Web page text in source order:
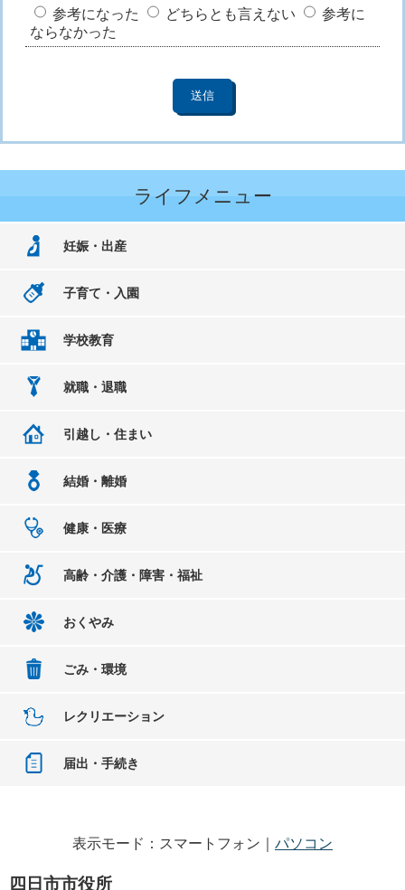
参考になった
どちらとも言えない
参考に
ならなかった
ライフメニュー
妊娠・出産
子育て・入園
学校教育
就職・退職
引越し・住まい
結婚・離婚
健康・医療
高齢・介護・障害・福祉
おくやみ
ごみ・環境
レクリエーション
届出・手続き
表示モード：スマートフォン｜ パソコン
四日市市役所